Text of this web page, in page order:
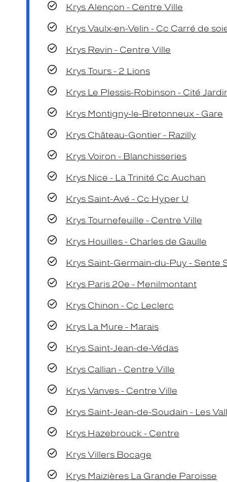
Krys Alençon - Centre Ville
Krys Vaulx-en-Velin - Cc Carré de
Krys Revin - Centre Ville
Krys Tours - 2 Lions
Krys Le Plessis-Robinson - Cité
Krys Montigny-le-Bretonneux - Gare
Krys Château-Gontier - Razilly
Krys Voiron - Blanchisseries
Krys Nice - La Trinité Cc Auchan
Krys Saint-Avé - Cc Hyper U
Krys Tournefeuille - Centre Ville
Krys Houilles - Charles de Gaulle
Krys Saint-Germain-du-Puy - Sente
Krys Paris 20e - Menilmontant
Krys Chinon - Cc Leclerc
Krys La Mure - Marais
Krys Saint-Jean-de-Védas
Krys Callian - Centre Ville
Krys Vanves - Centre Ville
Krys Saint-Jean-de-Soudain - Les
Krys Hazebrouck - Centre
Krys Villers Bocage
Krys Maizières La Grande Paroisse